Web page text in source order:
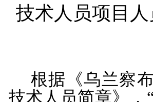
技术人员项目
根据《乌兰察
技术人员简章》，